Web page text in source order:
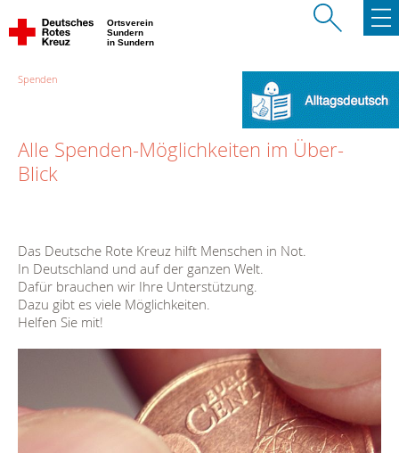
Ortsverein
Sundern
in Sundern
Spenden
Alle Spenden-Möglichkeiten im Über-
Blick
Das Deutsche Rote Kreuz hilft Menschen in Not.
In Deutschland und auf der ganzen Welt.
Dafür brauchen wir Ihre Unterstützung.
Dazu gibt es viele Möglichkeiten.
Helfen Sie mit!